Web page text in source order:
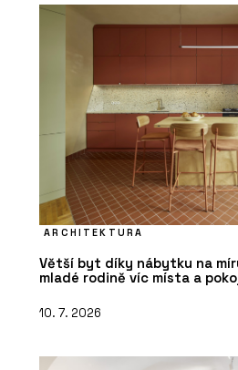
ARCHITEKTURA
Větší byt díky nábytku na
mladé rodině víc místa a
10. 7. 2026